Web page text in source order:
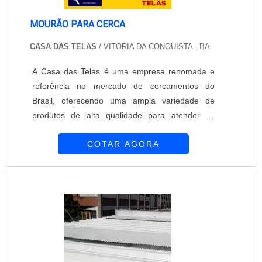
MOURÃO PARA CERCA
CASA DAS TELAS / VITORIA DA CONQUISTA - BA
A Casa das Telas é uma empresa renomada e
referência no mercado de cercamentos do
Brasil, oferecendo uma ampla variedade de
produtos de alta qualidade para atender às
produtos, destaca-se o mourão para cerca, que
materiais resistentes e duráveis, garantindo a
segurança e a eficiência do cercamento. Além
disso, a empresa oferece diferentes opções de
mourões, como os de concreto, madeira tratada
COTAR AGORA